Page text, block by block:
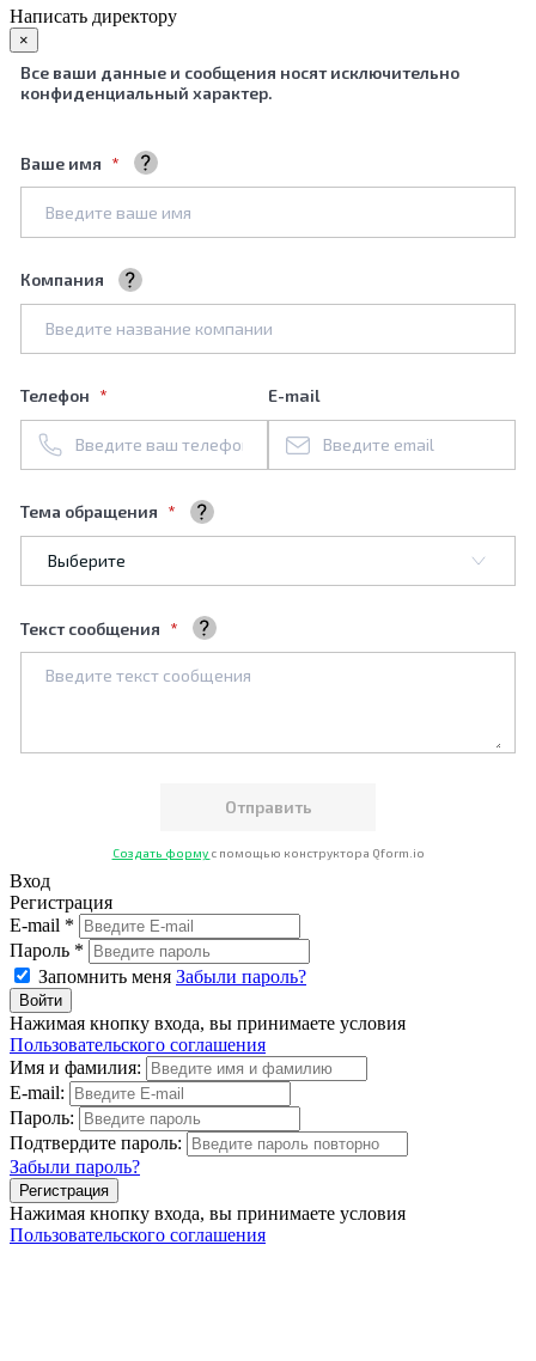
Написать директору
×
Все ваши данные и сообщения носят исключительно
конфиденциальный характер.
Ваше имя
Компания
Телефон E-mail
Тема обращения
Текст сообщения
Создать форму с помощью конструктора Qform.io
Вход
Регистрация
E-mail *
Пароль *
Запомнить меня Забыли пароль?
Нажимая кнопку входа, вы принимаете условия
Пользовательского соглашения
Имя и фамилия:
E-mail:
Пароль:
Подтвердите пароль:
Забыли пароль?
Нажимая кнопку входа, вы принимаете условия
Пользовательского соглашения